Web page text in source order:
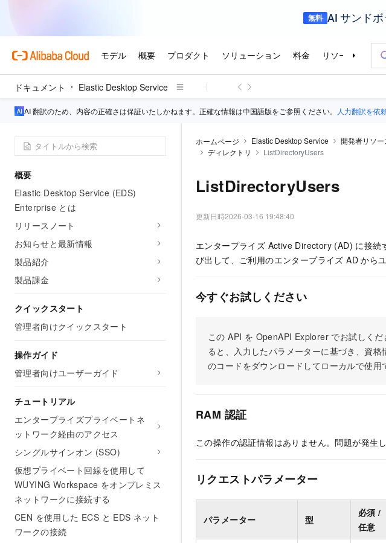
ドキュメント Elastic Desktop Service
AI 翻訳のため、内容の正確さは保証いたしかねます。正確な情報は中国語版をご参照ください。 人力翻訳を依
概要
Elastic Desktop Service (EDS)
Enterprise とは
リリースノート
お知らせと最新情報
製品紹介
製品課金
クイックスタート
管理者向けクイックスタート
操作ガイド
管理者向けユーザーガイド
チュートリアル
エンタープライズプライベートネ
ットワーク経由のアクセス
シングルサインオン (SSO)
仮想プライベート回線を使用して
WUYING Workspace をオンプレミス
ネットワークに接続する
CEN を使用した ECS と EDS ネット
ワークの接続
ホームページ Elastic Desktop Service 開発者リソー
ディレクトリ
ListDirectoryUsers
ListDirectoryUsers
更新日時2026-03-16 19:48:40
エンタープライズ Active Directory (AD) に接
び出して、ご利用のエンタープライズ AD から
今すぐお試しください
この API を OpenAPI Explorer でお試しく
ると、入力したパラメーターに基づき、資
のコードをダウンロードしてローカルで使用
RAM 認証
この操作の認証情報はありません。問題が発生
リクエストパラメーター
パラメーター 型
必須 /
任意